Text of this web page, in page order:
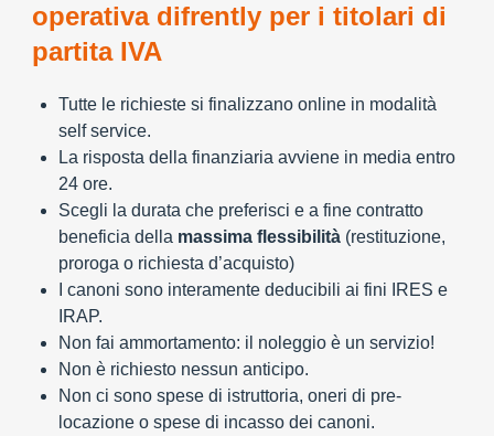
operativa difrently per i titolari di
partita IVA
Tutte le richieste si finalizzano online in modalità
self service.
La risposta della finanziaria avviene in media entro
24 ore.
Scegli la durata che preferisci e a fine contratto
beneficia della massima flessibilità (restituzione,
proroga o richiesta d’acquisto)
I canoni sono interamente deducibili ai fini IRES e
IRAP.
Non fai ammortamento: il noleggio è un servizio!
Non è richiesto nessun anticipo.
Non ci sono spese di istruttoria, oneri di pre-
locazione o spese di incasso dei canoni.